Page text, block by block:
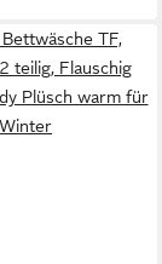
Bettwäsche TF,
teilig, Flauschig
Plüsch warm für
Winter